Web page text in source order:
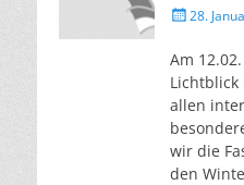
28.
Am
allen
wir die
den